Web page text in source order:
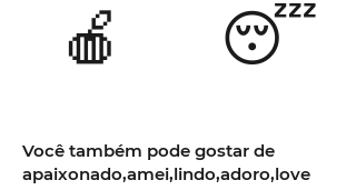
🍎 😴
Você também pode gostar de
apaixonado,amei,lindo,adoro,love